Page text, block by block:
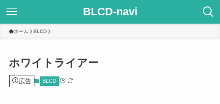
BLCD-navi
ホーム BLCD
ホワイトライアー
広告 BLCD